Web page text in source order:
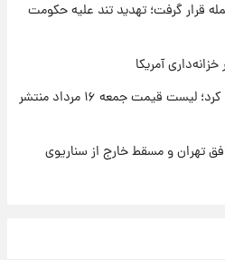
قرار گرفت؛ تهدید تند علیه حکومت
آمریکا
قیمت خودروهای سایپا تغییر کرد؛ لیست قیمت جمعه ۱۶ مرداد منتشر
تهران و مسقط خارج از سناریوی